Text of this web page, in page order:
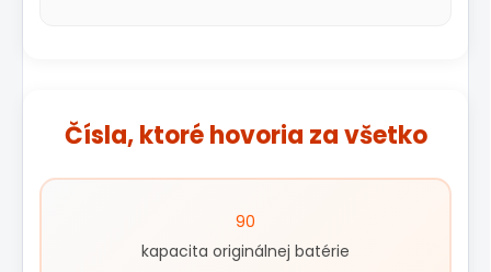
Čísla, ktoré hovoria za všetko
90
kapacita originálnej batérie